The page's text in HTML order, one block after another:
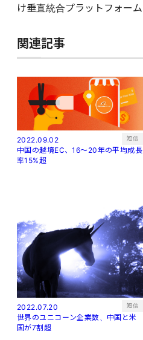
け垂直統合プラットフォーム
関連記事
2022.09.02 短信
中国の越境EC、16～20年の平均成長
率15%超
2022.07.20 短信
世界のユニコーン企業数、中国と米
国が7割超